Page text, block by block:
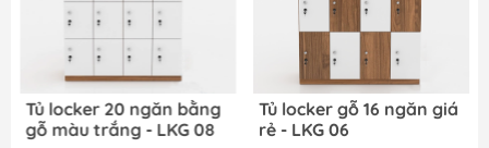
Tủ locker 20 ngăn bằng
gỗ màu trắng - LKG 08
Tủ locker gỗ 16 ngăn giá
rẻ - LKG 06